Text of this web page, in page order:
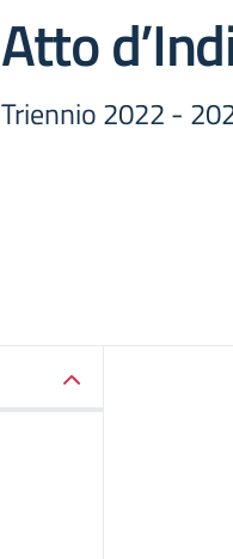
Atto
Triennio 2022 -